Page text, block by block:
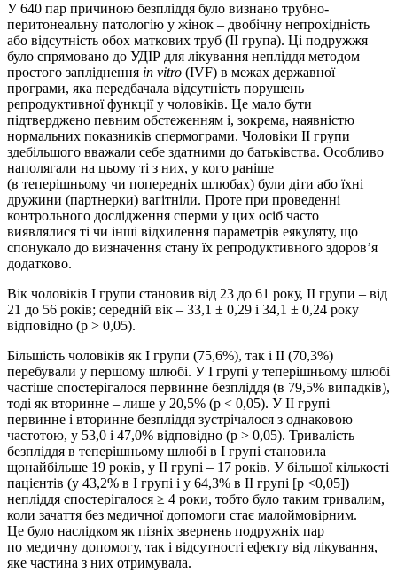
У 640 пар причиною безпліддя було визнано трубно-
перитонеальну патологію у жінок – двобічну непрохідність
або відсутність обох маткових труб (ІІ група). Ці подружжя
було спрямовано до УДІР для лікування непліддя методом
простого запліднення in vitro (IVF) в межах державної
програми, яка передбачала відсутність порушень
репродуктивної функції у чоловіків. Це мало бути
підтверджено певним обстеженням і, зокрема, наявністю
нормальних показників спермограми. Чоловіки ІІ групи
здебільшого вважали себе здатними до батьківства. Особливо
наполягали на цьому ті з них, у кого раніше
(в теперішньому чи попередніх шлюбах) були діти або їхні
дружини (партнерки) вагітніли. Проте при проведенні
контрольного дослідження сперми у цих осіб часто
виявлялися ті чи інші відхилення параметрів еякуляту, що
спонукало до визначення стану їх репродуктивного здоров’я
додатково.
Вік чоловіків І групи становив від 23 до 61 року, ІІ групи – від
21 до 56 років; середній вік – 33,1 ± 0,29 і 34,1 ± 0,24 року
відповідно (р > 0,05).
Більшість чоловіків як І групи (75,6%), так і ІІ (70,3%)
перебували у першому шлюбі. У І групі у теперішньому шлюбі
частіше спостерігалося первинне безпліддя (в 79,5% випадків),
тоді як вторинне – лише у 20,5% (р < 0,05). У ІІ групі
первинне і вторинне безпліддя зустрічалося з однаковою
частотою, у 53,0 і 47,0% відповідно (р > 0,05). Тривалість
безпліддя в теперішньому шлюбі в І групі становила
щонайбільше 19 років, у ІІ групі – 17 років. У більшої кількості
пацієнтів (у 43,2% в І групі і у 64,3% в ІІ групі [р <0,05])
непліддя спостерігалося ≥ 4 роки, тобто було таким тривалим,
коли зачаття без медичної допомоги стає малоймовірним.
Це було наслідком як пізніх звернень подружніх пар
по медичну допомогу, так і відсутності ефекту від лікування,
яке частина з них отримувала.